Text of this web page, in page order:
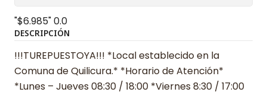
"$6.985"0.0
DESCRIPCIÓN
!!!TUREPUESTOYA!!! *Local establecido en la
Comuna de Quilicura.* *Horario de Atención*
*Lunes – Jueves 08:30 / 18:00 *Viernes 8:30 / 17:00